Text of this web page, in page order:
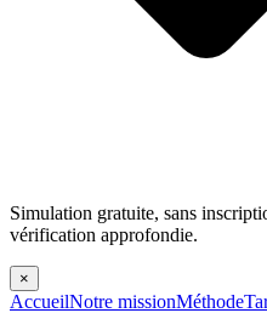
Simulation gratuite, sans
vérification approfondie.
×
AccueilNotre missionMéthode